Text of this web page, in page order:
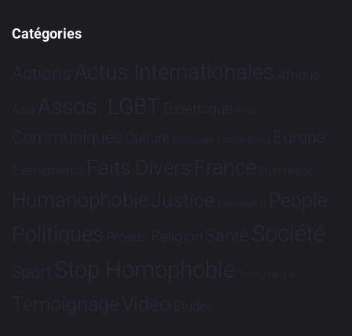
Catégories
Actions Actus Internationales Afrique
Asie Assos. LGBT Bioéthique Brève
Communiqués Culture Dialogues France-Brésil Europe
Evénements Faits Divers France Hommage
HumanophobieJustice Partenariat People
Politiques Projets Religion Santé Société
Sport Stop Homophobie Tech Tribune
TémoignageVidéo Études